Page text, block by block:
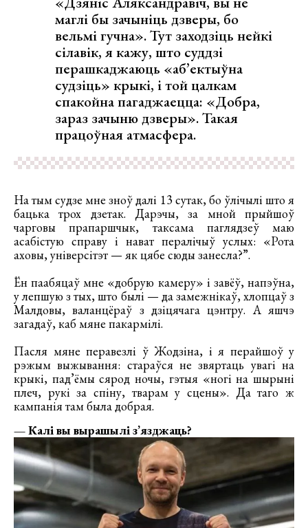
маглі бы зачыніць дзверы, бо
вельмі гучна». Тут заходзіць нейкі
сілавік, я кажу, што суддзі
перашкаджаюць «аб’ектыўна
судзіць» крыкі, і той цалкам
спакойна пагаджаецца: «Добра,
зараз зачыню дзверы». Такая
працоўная атмасфера.
На тым судзе мне зноў далі 13 сутак, бо ўлічылі што я
бацька трох дзетак. Дарэчы, за мной прыйшоў
чарговы прапаршчык, таксама паглядзеў маю
асабістую справу і нават пералічыў услых: «Рота
аховы, універсітэт — як цябе сюды занесла?”.
Ён паабяцаў мне «добрую камеру» і завёў, напэўна,
у лепшую з тых, што былі — да замежнікаў, хлопцаў з
Малдовы, валанцёраў з дзіцячага цэнтру. А яшчэ
загадаў, каб мяне пакармілі.
Пасля мяне перавезлі ў Жодзіна, і я перайшоў у
рэжым выжывання: стараўся не звяртаць увагі на
крыкі, пад’ёмы сярод ночы, гэтыя «ногі на шырыні
плеч, рукі за спіну, тварам у сцены». Да таго ж
кампанія там была добрая.
— Калі вы вырашылі з’язджаць?